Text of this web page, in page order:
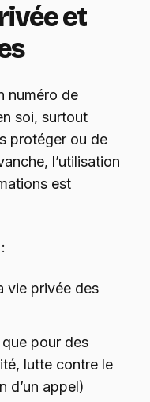
et
numéro de
soi, surtout
protéger ou de
l’utilisation
est
vie privée des
que pour des
lutte contre le
d’un appel)